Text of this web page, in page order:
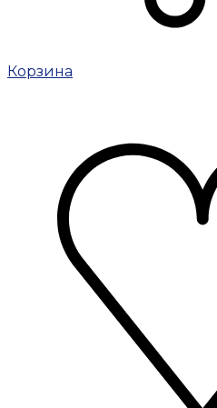
Корзина